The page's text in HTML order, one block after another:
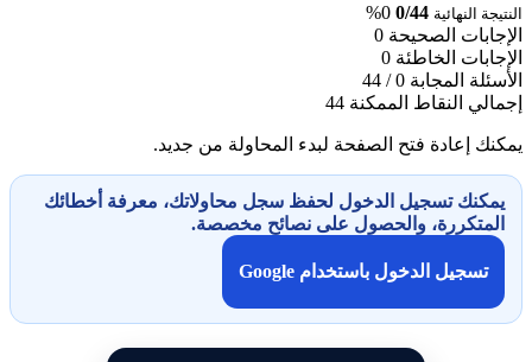
النهائية 0/44
0%
الصحيحة 0
الخاطئة 0
المجابة 0 / 44
النقاط الممكنة 44
إعادة فتح الصفحة لبدء المحاولة من جديد.
تسجيل الدخول لحفظ سجل محاولاتك، معرفة أخطائك
والحصول على نصائح مخصصة.
تسجيل الدخول باستخدام Google